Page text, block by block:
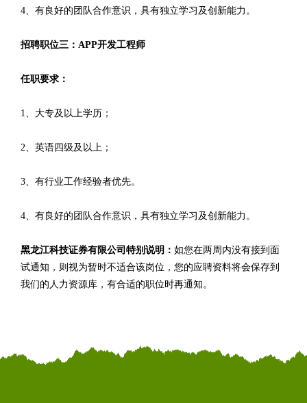
4、有良好的团队合作意识，具有独立学习及创新能力。
招聘职位三：APP开发工程师
任职要求：
1、大专及以上学历；
2、英语四级及以上；
3、有行业工作经验者优先。
4、有良好的团队合作意识，具有独立学习及创新能力。
黑龙江科技证券有限公司特别说明： 如您在两周内没有接到面
试通知，则视为暂时不适合该岗位，您的应聘资料将会保存到
我们的人力资源库，有合适的职位时再通知。